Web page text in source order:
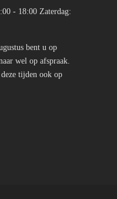
- 18:00 Zaterdag:
bent u op
wel op afspraak.
tijden ook op